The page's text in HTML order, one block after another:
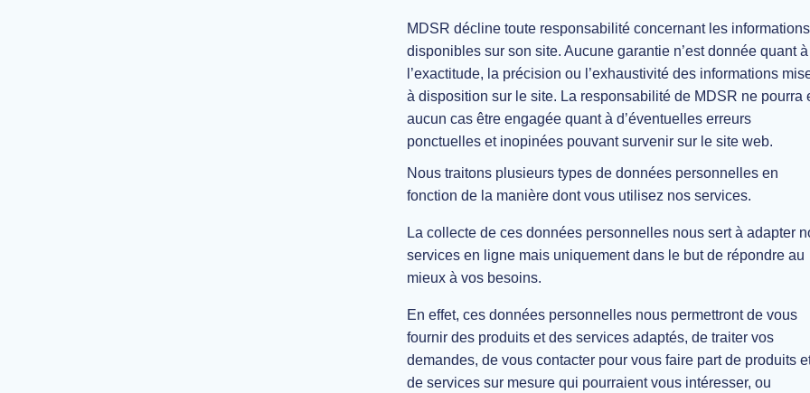
MDSR décline toute responsabilité concernant les informations
disponibles sur son site. Aucune garantie n’est donnée quant à
l’exactitude, la précision ou l’exhaustivité des informations
à disposition sur le site. La responsabilité de MDSR ne pourra
aucun cas être engagée quant à d’éventuelles erreurs
ponctuelles et inopinées pouvant survenir sur le site web.
Nous traitons plusieurs types de données personnelles en
fonction de la manière dont vous utilisez nos services.
La collecte de ces données personnelles nous sert à adapter
services en ligne mais uniquement dans le but de répondre au
mieux à vos besoins.
En effet, ces données personnelles nous permettront de vous
fournir des produits et des services adaptés, de traiter vos
demandes, de vous contacter pour vous faire part de produits
de services sur mesure qui pourraient vous intéresser, ou